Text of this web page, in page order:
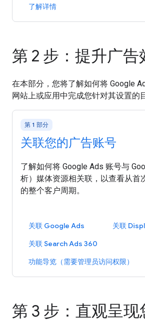
了解详情
第 2 步：提升广告
在本部分，您将了解如何将 Google
网站上或应用中完成您针对其设置的
第 1 部分
关联您的广告账号
了解如何将 Google Ads 账号与
析）媒体资源相关联，以查看从首
的整个客户周期。
关联 Google Ads
关联
关联 Search Ads 360
功能导览（需要管理员访问权限）
第 3 步：直观呈